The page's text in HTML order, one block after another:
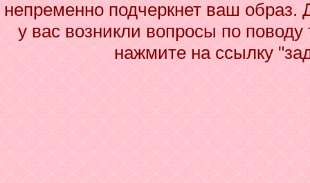
непременно подчеркнет ваш
у вас возникли вопросы по
нажмите на ссылку